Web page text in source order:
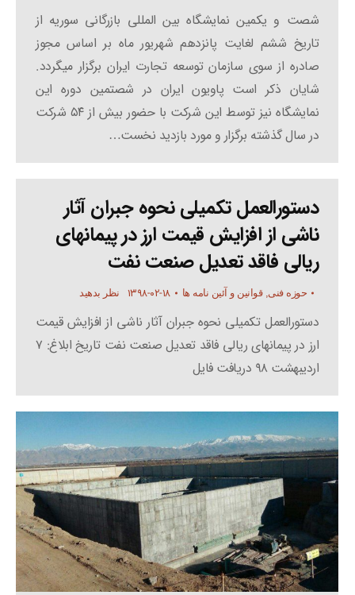
شصت و یکمین نمایشگاه بین المللی بازرگانی سوریه از
تاریخ ششم لغایت پانزدهم شهریور ماه بر اساس مجوز
صادره از سوی سازمان توسعه تجارت ایران برگزار میگردد.
شایان ذکر است پاویون ایران در شصتمین دوره این
نمایشگاه نیز توسط این شرکت با حضور بیش از ۵۴ شرکت
در سال گذشته برگزار و مورد بازدید نخست…
دستورالعمل تکمیلی نحوه جبران آثار
ناشی از افزایش قیمت ارز در پیمانهای
ریالی فاقد تعدیل صنعت نفت
حوزه فنی,قوانین و آئین نامه ها ۱۳۹۸-۰۲-۱۸ نظر بدهید
دستورالعمل تکمیلی نحوه جبران آثار ناشی از افزایش قیمت
ارز در پیمانهای ریالی فاقد تعدیل صنعت نفت تاریخ ابلاغ: ۷
اردیبهشت ۹۸ دریافت فایل